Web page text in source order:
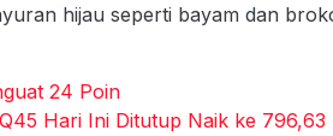
hijau seperti bayam dan
24 Poin
Hari Ini Ditutup Naik ke 796,63